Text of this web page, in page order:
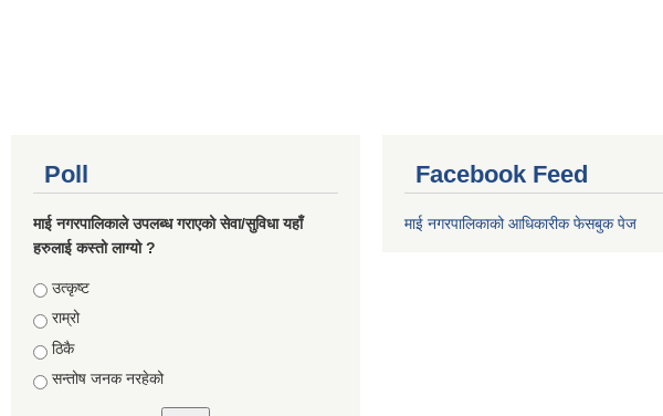
Poll
माई नगरपालिकाले उपलब्ध गराएको सेवा/सुविधा यहाँ
हरुलाई कस्तो लाग्यो ?
Choices
उत्कृष्ट
राम्रो
ठिकै
सन्तोष जनक नरहेको
Facebook Feed
माई नगरपालिकाको आधिकारीक फेसबुक पेज